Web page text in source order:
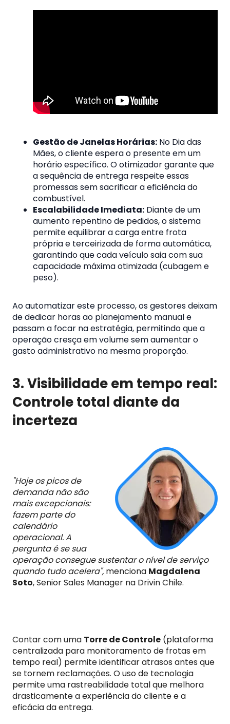
Gestão de Janelas Horárias: No Dia das
Mães, o cliente espera o presente em um
horário específico. O otimizador garante que
a sequência de entrega respeite essas
promessas sem sacrificar a eficiência do
combustível.
Escalabilidade Imediata: Diante de um
aumento repentino de pedidos, o sistema
permite equilibrar a carga entre frota
própria e terceirizada de forma automática,
garantindo que cada veículo saia com sua
capacidade máxima otimizada (cubagem e
peso).
Ao automatizar este processo, os gestores deixam
de dedicar horas ao planejamento manual e
passam a focar na estratégia, permitindo que a
operação cresça em volume sem aumentar o
gasto administrativo na mesma proporção.
3. Visibilidade em tempo real:
Controle total diante da
incerteza
"Hoje os picos de
demanda não são
mais excepcionais:
fazem parte do
calendário
operacional. A
pergunta é se sua
operação consegue sustentar o nível de serviço
quando tudo acelera", menciona Magdalena
Soto, Senior Sales Manager na Drivin Chile.
Contar com uma Torre de Controle (plataforma
centralizada para monitoramento de frotas em
tempo real) permite identificar atrasos antes que
se tornem reclamações. O uso de tecnologia
permite uma rastreabilidade total que melhora
drasticamente a experiência do cliente e a
eficácia da entrega.